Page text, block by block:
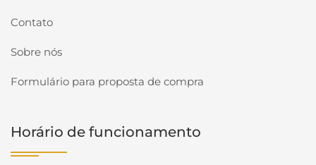
Contato
Sobre nós
Formulário para proposta de compra
Horário de funcionamento